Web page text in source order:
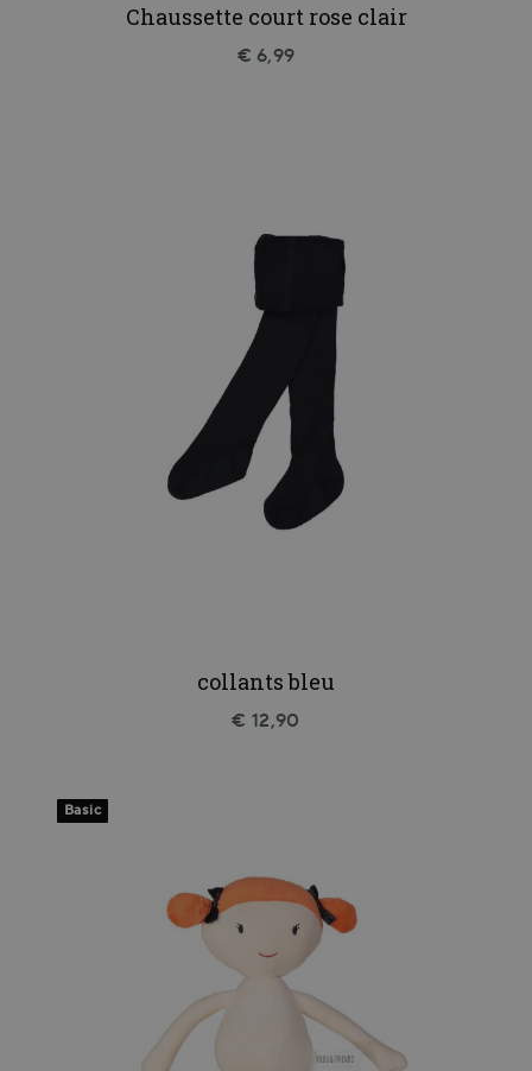
Chaussette court rose clair
€ 6,99
collants bleu
€ 12,90
Basic